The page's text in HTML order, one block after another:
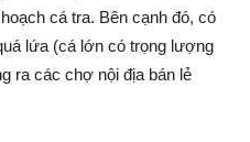
cá tra. Bên cạnh đó, có
lứa (cá lớn có trọng lượng
ra các chợ nội địa bán lẻ